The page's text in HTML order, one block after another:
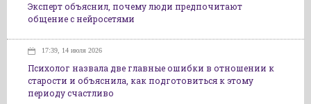
Эксперт объяснил, почему люди предпочитают
общение с нейросетями
17:39, 14 июля 2026
Психолог назвала две главные ошибки в отношении к
старости и объяснила, как подготовиться к этому
периоду счастливо